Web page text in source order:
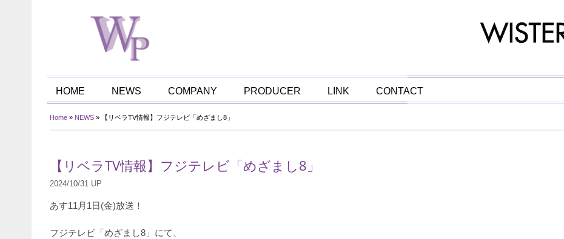
HOME NEWS COMPANY PRODUCER LINK CONTACT
Home » NEWS » 【リベラTV情報】フジテレビ「めざまし8」
【リベラTV情報】フジテレビ「めざまし8」
2024/10/31 UP
あす11月1日(金)放送！
フジテレビ「めざまし8」にて、